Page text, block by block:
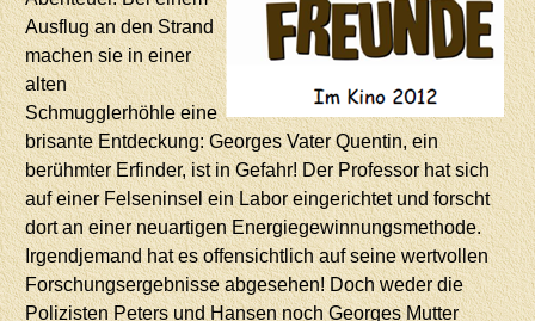
Ausflug an den Strand
machen sie in einer
alten
Schmugglerhöhle eine
brisante Entdeckung: Georges Vater Quentin, ein
berühmter Erfinder, ist in Gefahr! Der Professor hat sich
auf einer Felseninsel ein Labor eingerichtet und forscht
dort an einer neuartigen Energiegewinnungsmethode.
Irgendjemand hat es offensichtlich auf seine wertvollen
Forschungsergebnisse abgesehen! Doch weder die
Polizisten Peters und Hansen noch Georges Mutter